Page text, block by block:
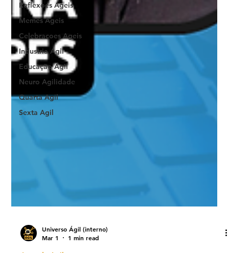
Reflexoes Ageis
Memes Ageis
Celebracoes Ageis
Industria Agil
Educação Ágil
Neuro Agilidade
Quarta Agil
Sexta Agil
Universo Ágil (interno)